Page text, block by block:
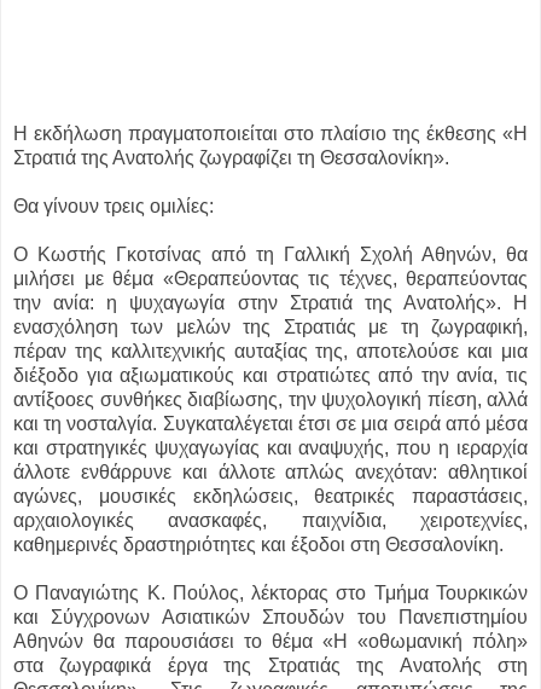
Η εκδήλωση πραγματοποιείται στο πλαίσιο της έκθεσης «Η
Στρατιά της Ανατολής ζωγραφίζει τη Θεσσαλονίκη».
Θα γίνουν τρεις ομιλίες:
Ο Kωστής Γκοτσίνας από τη Γαλλική Σχολή Αθηνών, θα
μιλήσει με θέμα «Θεραπεύοντας τις τέχνες, θεραπεύοντας
την ανία: η ψυχαγωγία στην Στρατιά της Ανατολής». Η
ενασχόληση των μελών της Στρατιάς με τη ζωγραφική,
πέραν της καλλιτεχνικής αυταξίας της, αποτελούσε και μια
διέξοδο για αξιωματικούς και στρατιώτες από την ανία, τις
αντίξοοες συνθήκες διαβίωσης, την ψυχολογική πίεση, αλλά
και τη νοσταλγία. Συγκαταλέγεται έτσι σε μια σειρά από μέσα
και στρατηγικές ψυχαγωγίας και αναψυχής, που η ιεραρχία
άλλοτε ενθάρρυνε και άλλοτε απλώς ανεχόταν: αθλητικοί
αγώνες, μουσικές εκδηλώσεις, θεατρικές παραστάσεις,
αρχαιολογικές ανασκαφές, παιχνίδια, χειροτεχνίες,
καθημερινές δραστηριότητες και έξοδοι στη Θεσσαλονίκη.
Ο Παναγιώτης Κ. Πούλος, λέκτορας στο Τμήμα Τουρκικών
και Σύγχρονων Ασιατικών Σπουδών του Πανεπιστημίου
Αθηνών θα παρουσιάσει το θέμα «Η «οθωμανική πόλη»
στα ζωγραφικά έργα της Στρατιάς της Ανατολής στη